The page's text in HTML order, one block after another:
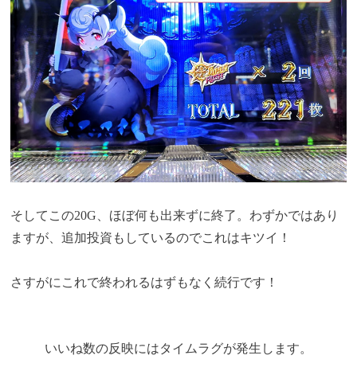
そしてこの20G、ほぼ何も出来ずに終了。わずかではあり
ますが、追加投資もしているのでこれはキツイ！
さすがにこれで終われるはずもなく続行です！
いいね数の反映にはタイムラグが発生します。